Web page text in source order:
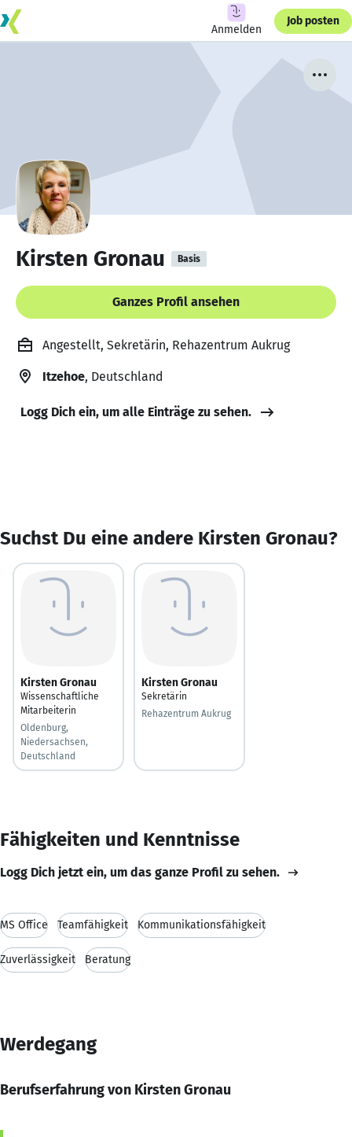
Anmelden
Job posten
Kirsten Gronau Basis
Ganzes Profil ansehen
Angestellt, Sekretärin, Rehazentrum Aukrug
Itzehoe, Deutschland
Logg Dich ein, um alle Einträge zu sehen.
Suchst Du eine andere Kirsten Gronau?
Kirsten Gronau
Wissenschaftliche
Mitarbeiterin
Oldenburg,
Niedersachsen,
Deutschland
Kirsten Gronau
Sekretärin
Rehazentrum Aukrug
Fähigkeiten und Kenntnisse
Logg Dich jetzt ein, um das ganze Profil zu sehen.
MS Office Teamfähigkeit Kommunikationsfähigkeit
Zuverlässigkeit Beratung
Werdegang
Berufserfahrung von Kirsten Gronau